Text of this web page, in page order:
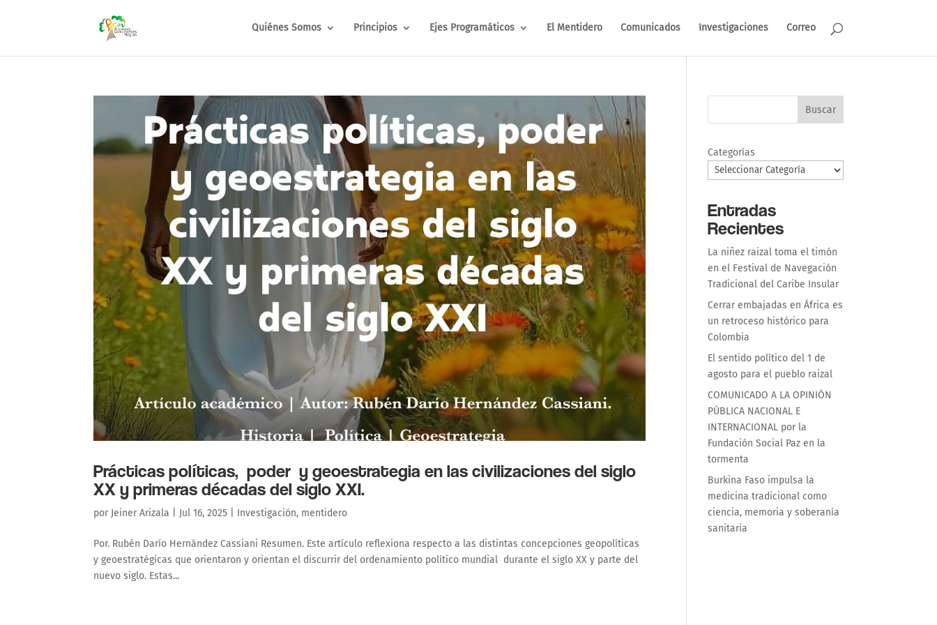
Quiénes Somos Principios Ejes Programáticos El Mentidero Comunicados Investigaciones Correo
Prácticas políticas, poder y geoestrategia en las civilizaciones del siglo
XX y primeras décadas del siglo XXI.
por Jeiner Arizala Jul 16, 2025 Investigación, mentidero
Por. Rubén Darío Hernández Cassiani Resumen. Este artículo reflexiona respecto a las distintas concepciones geopolíticas
y geoestratégicas que orientaron y orientan el discurrir del ordenamiento político mundial durante el siglo XX y parte del
nuevo siglo. Estas...
Buscar
Categorías
Entradas
Recientes
La niñez raizal toma el timón
en el Festival de Navegación
Tradicional del Caribe Insular
Cerrar embajadas en África es
un retroceso histórico para
Colombia
El sentido político del 1 de
agosto para el pueblo raizal
COMUNICADO A LA OPINIÓN
PÚBLICA NACIONAL E
INTERNACIONAL por la
Fundación Social Paz en la
tormenta
Burkina Faso impulsa la
medicina tradicional como
ciencia, memoria y soberanía
sanitaria